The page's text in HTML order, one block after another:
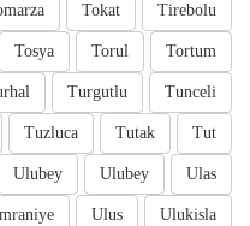
Tirebolu
Tokat
Tortum
Torul
Tosya
Tunceli
Turgutlu
Tut
Tutak
Tuzluca
Ulas
Ulubey
Ulubey
Ulukisla
Ulus